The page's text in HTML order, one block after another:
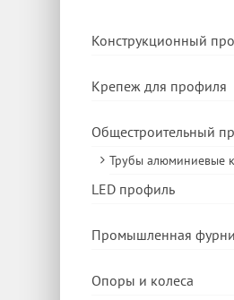
Конструкционный
Крепеж для профиля
Общестроительный
Трубы алюминиевые
LED профиль
Промышленная
Опоры и колеса